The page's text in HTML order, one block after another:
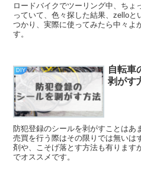
ロードバイクでツーリング中、ちょ
っていて、色々探した結果、zelloと
つかり、実際に使ってみたら中々よ
す。
DIY
自転車
剥がす
防犯登録のシールを剥がすことはあ
売買を行う際はその限りでは無いは
剤や、こそげ落とす方法も有ります
でオススメです。